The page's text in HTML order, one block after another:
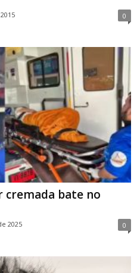
0
cremada bate no
2025 0